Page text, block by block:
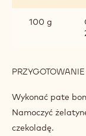
100 g
PRZYGOTOWANIE
Wykonać pate
Namoczyć
czekoladę.